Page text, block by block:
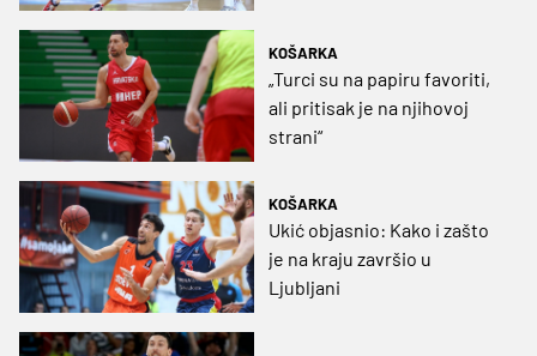
KOŠARKA
„Turci su na papiru favoriti,
ali pritisak je na njihovoj
strani“
KOŠARKA
Ukić objasnio: Kako i zašto
je na kraju završio u
Ljubljani